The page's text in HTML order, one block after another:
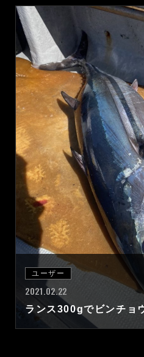
ユーザー
2021.02.22
ランス300gでビンチョ